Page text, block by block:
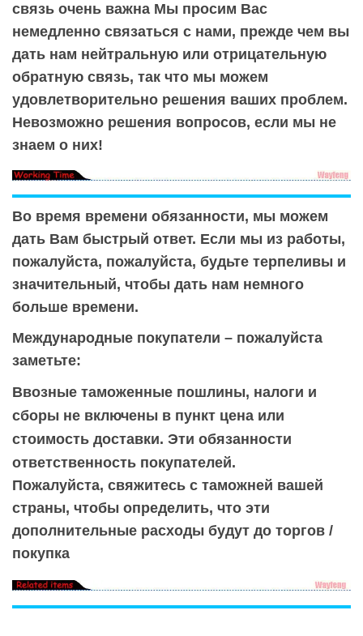
связь очень важна Мы просим Вас
немедленно связаться с нами, прежде чем вы
дать нам нейтральную или отрицательную
обратную связь, так что мы можем
удовлетворительно решения ваших проблем.
Невозможно решения вопросов, если мы не
знаем о них!
Во время времени обязанности, мы можем
дать Вам быстрый ответ. Если мы из работы,
пожалуйста, пожалуйста, будьте терпеливы и
значительный, чтобы дать нам немного
больше времени.
Международные покупатели – пожалуйста
заметьте:
Ввозные таможенные пошлины, налоги и
сборы не включены в пункт цена или
стоимость доставки. Эти обязанности
ответственность покупателей.
Пожалуйста, свяжитесь с таможней вашей
страны, чтобы определить, что эти
дополнительные расходы будут до торгов /
покупка